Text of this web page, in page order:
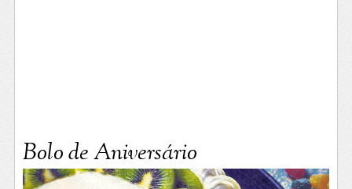
Bolo de Aniversário